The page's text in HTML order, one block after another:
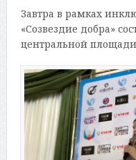
Завтра в рамках
«Созвездие добра»
центральной